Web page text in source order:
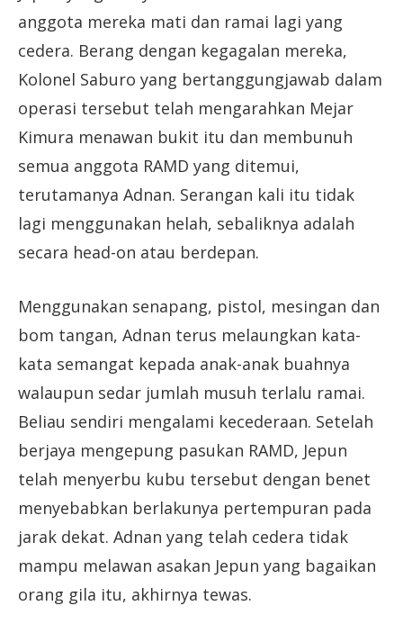
anggota mereka mati dan ramai lagi yang
cedera. Berang dengan kegagalan mereka,
Kolonel Saburo yang bertanggungjawab dalam
operasi tersebut telah mengarahkan Mejar
Kimura menawan bukit itu dan membunuh
semua anggota RAMD yang ditemui,
terutamanya Adnan. Serangan kali itu tidak
lagi menggunakan helah, sebaliknya adalah
secara head-on atau berdepan.
Menggunakan senapang, pistol, mesingan dan
bom tangan, Adnan terus melaungkan kata-
kata semangat kepada anak-anak buahnya
walaupun sedar jumlah musuh terlalu ramai.
Beliau sendiri mengalami kecederaan. Setelah
berjaya mengepung pasukan RAMD, Jepun
telah menyerbu kubu tersebut dengan benet
menyebabkan berlakunya pertempuran pada
jarak dekat. Adnan yang telah cedera tidak
mampu melawan asakan Jepun yang bagaikan
orang gila itu, akhirnya tewas.